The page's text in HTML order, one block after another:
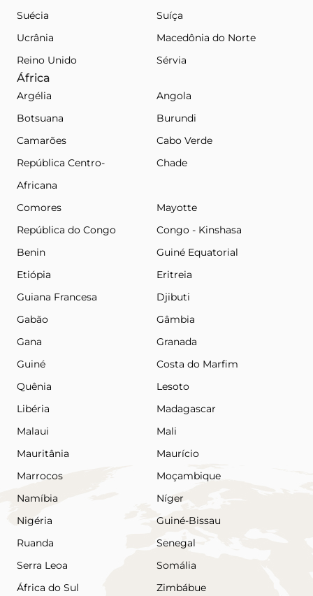
Suécia
Suíça
Ucrânia
Macedônia do Norte
Reino Unido
Sérvia
África
Argélia
Angola
Botsuana
Burundi
Camarões
Cabo Verde
República Centro-
Africana
Chade
Comores
Mayotte
República do Congo
Congo - Kinshasa
Benin
Guiné Equatorial
Etiópia
Eritreia
Guiana Francesa
Djibuti
Gabão
Gâmbia
Gana
Granada
Guiné
Costa do Marfim
Quênia
Lesoto
Libéria
Madagascar
Malaui
Mali
Mauritânia
Maurício
Marrocos
Moçambique
Namíbia
Níger
Nigéria
Guiné-Bissau
Ruanda
Senegal
Serra Leoa
Somália
África do Sul
Zimbábue